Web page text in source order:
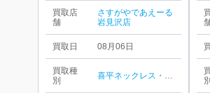
買取店
舗
さすがやであえーる
岩見沢店
買取日 08月06日
買取種
別
喜平ネックレス・ブレスレット
別